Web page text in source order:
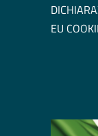
EU